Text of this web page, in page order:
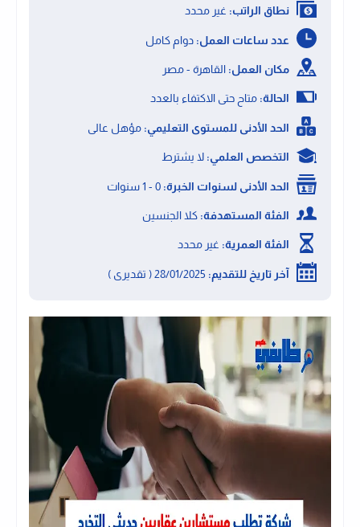
نطاق الراتب: غير محدد
عدد ساعات العمل: دوام كامل
مكان العمل: القاهرة - مصر
الحالة: متاح حتى الاكتفاء بالعدد
الحد الأدنى للمستوى التعليمي: مؤهل عالى
التخصص العلمي: لا يشترط
الحد الأدنى لسنوات الخبرة:
الفئة المستهدفة: كلا الجنسين
الفئة العمرية: غير محدد
آخر تاريخ للتقديم: